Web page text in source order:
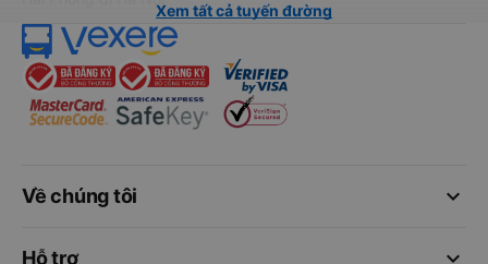
Xem tất cả tuyến đường
keyboard_arrow_down
Về chúng tôi
keyboard_arrow_down
Hỗ trợ